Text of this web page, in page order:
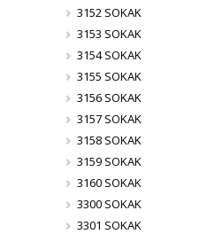
3152 SOKAK
3153 SOKAK
3154 SOKAK
3155 SOKAK
3156 SOKAK
3157 SOKAK
3158 SOKAK
3159 SOKAK
3160 SOKAK
3300 SOKAK
3301 SOKAK